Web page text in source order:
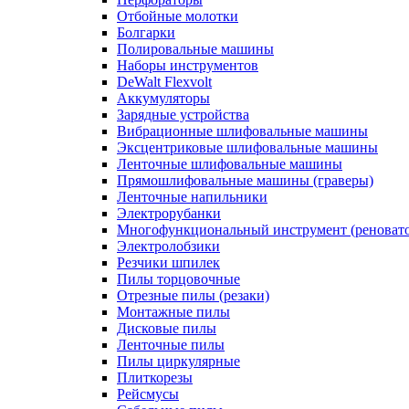
Отбойные молотки
Болгарки
Полировальные машины
Наборы инструментов
DeWalt Flexvolt
Аккумуляторы
Зарядные устройства
Вибрационные шлифовальные машины
Эксцентриковые шлифовальные машины
Ленточные шлифовальные машины
Прямошлифовальные машины (граверы)
Ленточные напильники
Электрорубанки
Многофункциональный инструмент
Электролобзики
Резчики шпилек
Пилы торцовочные
Отрезные пилы (резаки)
Монтажные пилы
Дисковые пилы
Ленточные пилы
Пилы циркулярные
Плиткорезы
Рейсмусы